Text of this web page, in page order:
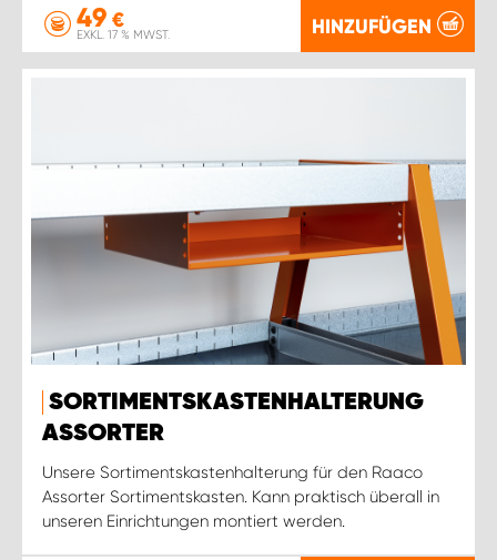
49 €
EXKL. 17 % MWST. HINZUFÜGEN
SORTIMENTSKASTENHALTERUNG
ASSORTER
Unsere Sortimentskastenhalterung für den Raaco
Assorter Sortimentskasten. Kann praktisch überall in
unseren Einrichtungen montiert werden.